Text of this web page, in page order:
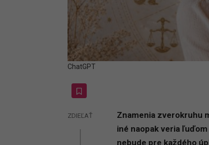
ChatGPT
ZDIEĽAŤ
Znamenia zverokruhu
iné naopak veria
nebude pre každého